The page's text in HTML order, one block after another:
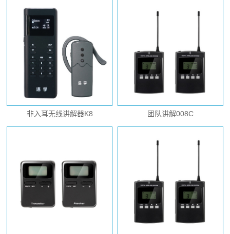
非入耳无线讲解器K8 团队讲解008C